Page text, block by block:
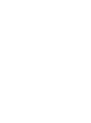
Перейти к